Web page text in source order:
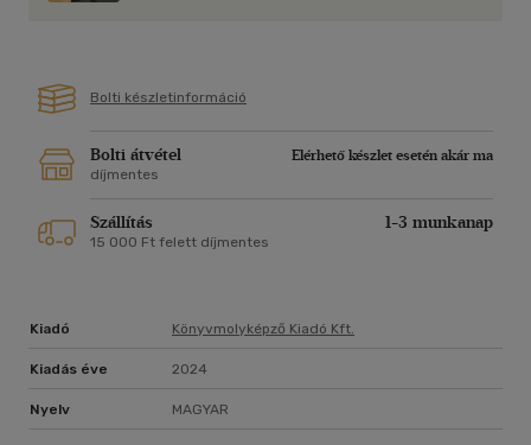
Bolti készletinformáció
Bolti átvétel
Elérhető készlet esetén akár ma
díjmentes
Szállítás 1-3 munkanap
15 000 Ft felett díjmentes
Kiadó Könyvmolyképző Kiadó Kft.
Kiadás éve 2024
Nyelv MAGYAR